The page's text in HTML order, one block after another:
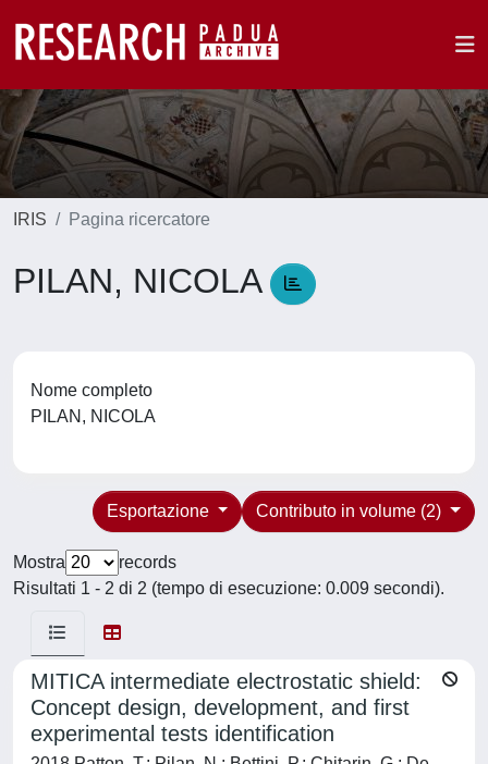
IRIS Pagina ricercatore
PILAN, NICOLA
Nome completo
PILAN, NICOLA
Contributo in volume (2)
Esportazione
Mostra
records
Risultati 1 - 2 di 2 (tempo di esecuzione: 0.009 secondi).
MITICA intermediate electrostatic shield:
Concept design, development, and first
experimental tests identification